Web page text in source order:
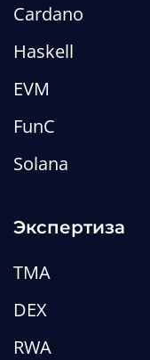
Cardano
Haskell
EVM
FunC
Solana
Экспертиза
TMA
DEX
RWA